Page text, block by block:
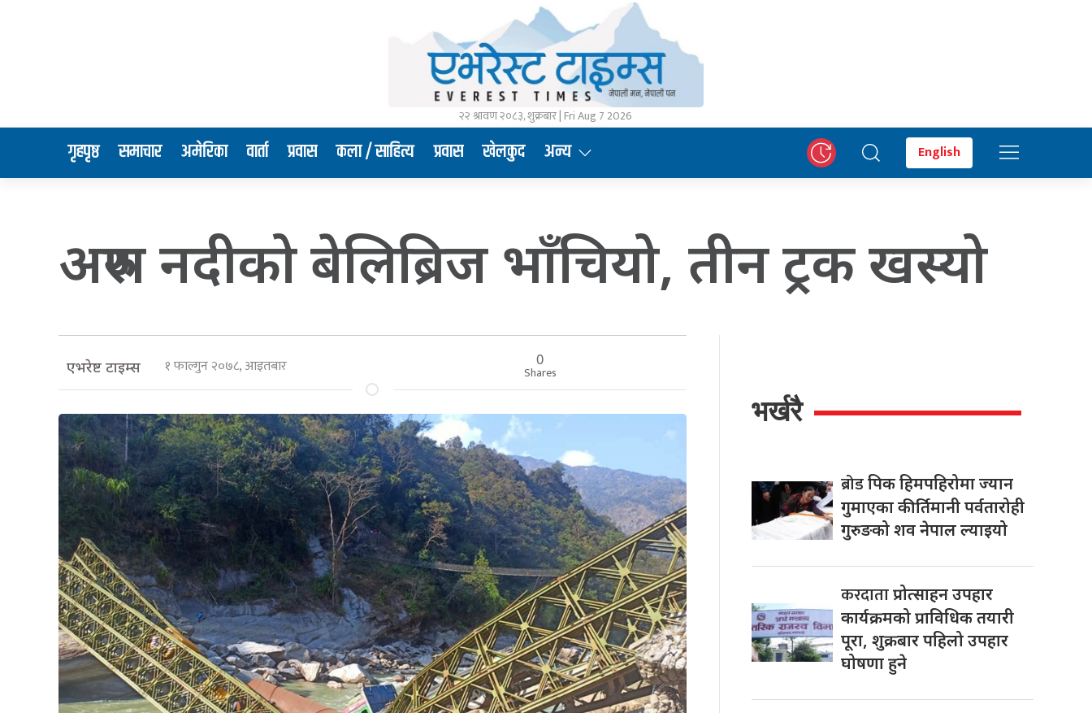
२२ श्रावण २०८३, शुक्रबार | Fri Aug 7 2026
गृहपृष्ठ समाचार अमेरिका वार्ता प्रवास कला / साहित्य प्रवास खेलकुद अन्य English
अरुण नदीको बेलिब्रिज भाँचियो, तीन ट्रक खस्यो
एभरेष्ट टाइम्स १ फाल्गुन २०७८, आइतबार 0
Shares
भर्खरै
ब्रोडपिक हिमपहिरोमा ज्यान
गुमाएका कीर्तिमानी पर्वतारोही
गुरुङको शव नेपाल ल्याइयो
करदाताप्रोत्साहन उपहार
कार्यक्रमको प्राविधिक तयारी
पूरा, शुक्रबार पहिलो उपहार
घोषणा हुने